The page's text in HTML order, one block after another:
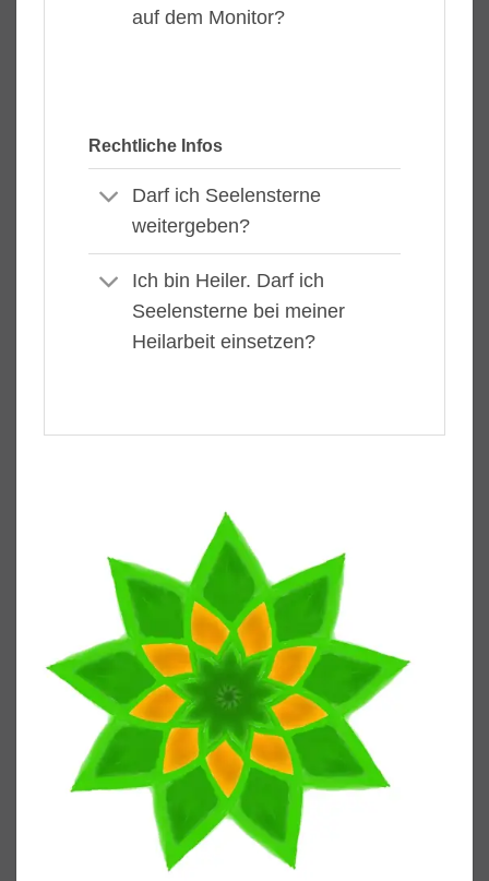
auf dem Monitor?
Rechtliche Infos
Darf ich Seelensterne
weitergeben?
Ich bin Heiler. Darf ich
Seelensterne bei meiner
Heilarbeit einsetzen?